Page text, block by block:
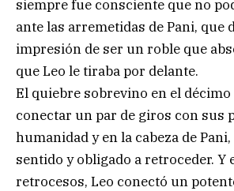
siempre fue consciente que no
ante las arremetidas de Pani, que
impresión de ser un roble que
que Leo le tiraba por delante.
El quiebre sobrevino en el décimo
conectar un par de giros con sus
humanidad y en la cabeza de
sentido y obligado a retroceder. Y
retrocesos, Leo conectó un